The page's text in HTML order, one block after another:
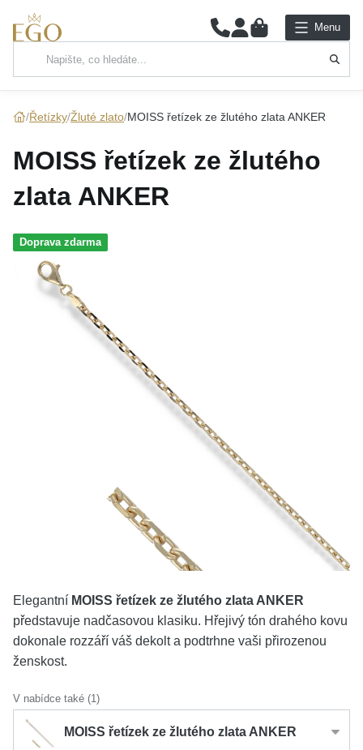
0 Menu
Hlavní kategorie
PRSTENY
NÁUŠNICE
Slovensko
Řetízky Žluté zlato MOISS řetízek ze žlutého zlata ANKER
MOISS řetízek ze žlutého
zlata ANKER
Doprava zdarma
Elegantní MOISS řetízek ze žlutého zlata ANKER
představuje nadčasovou klasiku. Hřejivý tón drahého kovu
dokonale rozzáří váš dekolt a podtrhne vaši přirozenou
ženskost.
V nabídce také (1)
MOISS řetízek ze žlutého zlata ANKER